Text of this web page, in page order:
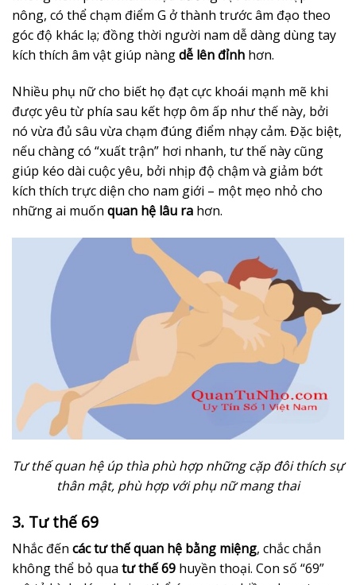
nông, có thể chạm điểm G ở thành trước âm đạo theo
góc độ khác lạ; đồng thời người nam dễ dàng dùng tay
kích thích âm vật giúp nàngdễ lên đỉnh hơn.
Nhiều phụ nữ cho biết họ đạt cực khoái mạnh mẽ khi
được yêu từ phía sau kết hợp ôm ấp như thế này, bởi
nó vừa đủ sâu vừa chạm đúng điểm nhạy cảm. Đặc biệt,
nếu chàng có “xuất trận” hơi nhanh, tư thế này cũng
giúp kéo dài cuộc yêu, bởi nhịp độ chậm và giảm bớt
kích thích trực diện cho nam giới – một mẹo nhỏ cho
những ai muốn quan hệ lâu ra hơn.
Tư thế quan hệ úp thìa phù hợp những cặp đôi thích sự
thân mật, phù hợp với phụ nữ mang thai
3. Tư thế 69
Nhắc đến các tư thế quan hệ bằng miệng, chắc chắn
không thể bỏ qua tư thế 69 huyền thoại. Con số “69”